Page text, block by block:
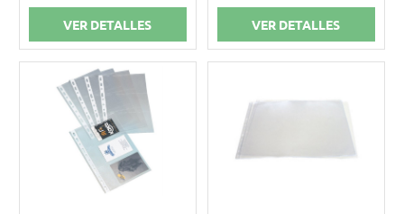
VER DETALLES VER DETALLES